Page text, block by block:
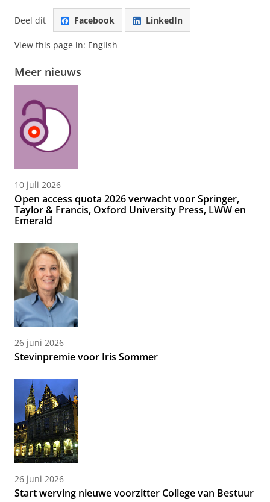
Deel dit Facebook LinkedIn
View this page in: English
Meer nieuws
10 juli 2026
Open access quota 2026 verwacht voor Springer,
Taylor & Francis, Oxford University Press, LWW en
Emerald
26 juni 2026
Stevinpremie voor Iris Sommer
26 juni 2026
Start werving nieuwe voorzitter College van Bestuur